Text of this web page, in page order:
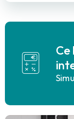
Ce